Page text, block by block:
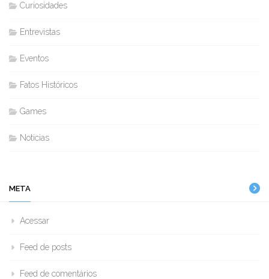
Curiosidades
Entrevistas
Eventos
Fatos Históricos
Games
Noticias
META
Acessar
Feed de posts
Feed de comentários